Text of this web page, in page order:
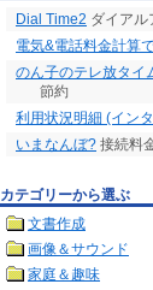
Dial Time2 ダイアル
電気&電話料金計算
のん子のテレ放タイ
節約
利用状況明細 (イン
いまなんぼ? 接続料
カテゴリーから選ぶ
文書作成
画像＆サウンド
家庭＆趣味